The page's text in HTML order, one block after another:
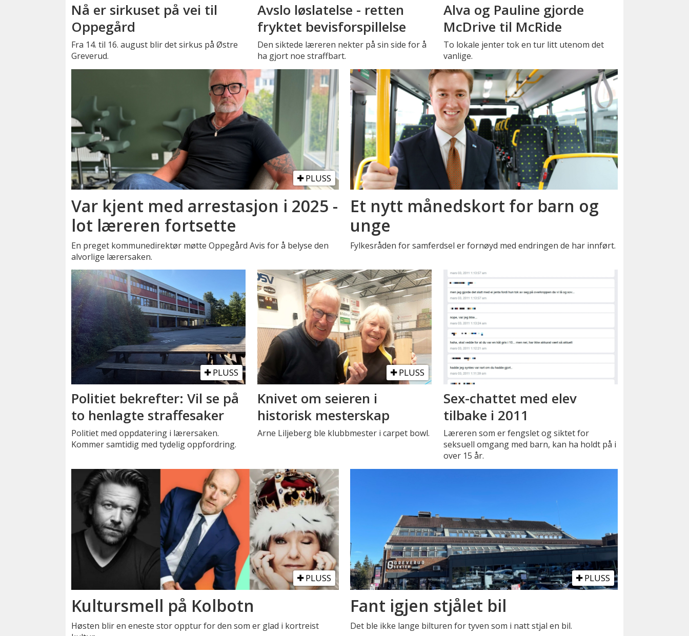
Nå er sirkuset på vei til
Oppegård
Fra 14. til 16. august blir det sirkus på Østre
Greverud.
Avslo løslatelse - retten
fryktet bevisforspillelse
Den siktede læreren nekter på sin side for å
ha gjort noe straffbart.
Alva og Pauline gjorde
McDrive til McRide
To lokale jenter tok en tur litt utenom det
vanlige.
PLUSS
Var kjent med arrestasjon i 2025 -
lot læreren fortsette
En preget kommunedirektør møtte Oppegård Avis for å belyse den
alvorlige lærersaken.
Et nytt månedskort for barn og
unge
Fylkesråden for samferdsel er fornøyd med endringen de har innført.
PLUSS
Politiet bekrefter: Vil se på
to henlagte straffesaker
Politiet med oppdatering i lærersaken.
Kommer samtidig med tydelig oppfordring.
PLUSS
Knivet om seieren i
historisk mesterskap
Arne Liljeberg ble klubbmester i carpet bowl.
Sex-chattet med elev
tilbake i 2011
Læreren som er fengslet og siktet for
seksuell omgang med barn, kan ha holdt på i
over 15 år.
PLUSS
Kultursmell på Kolbotn
Høsten blir en eneste stor opptur for den som er glad i kortreist
PLUSS
Fant igjen stjålet bil
Det ble ikke lange bilturen for tyven som i natt stjal en bil.